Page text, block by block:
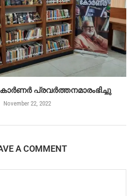
പ്രവർത്തനമാരംഭിച്ചു
November 22, 2022
A COMMENT